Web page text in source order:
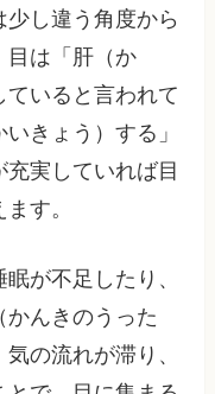
少し違う角度から
目は「肝（か
いると言われて
きょう）する」
実していれば目
す。
が不足したり、
んきのうった
の流れが滞り、